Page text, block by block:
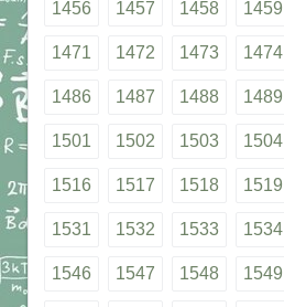
1456 1457 1458 1459
1471 1472 1473 1474
1486 1487 1488 1489
1501 1502 1503 1504
1516 1517 1518 1519
1531 1532 1533 1534
1546 1547 1548 1549